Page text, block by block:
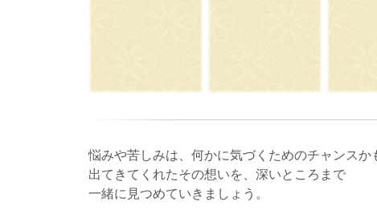
悩みや苦しみは、何かに気づくためのチャンスか
出てきてくれたその想いを、深いところまで
一緒に見つめていきましょう。